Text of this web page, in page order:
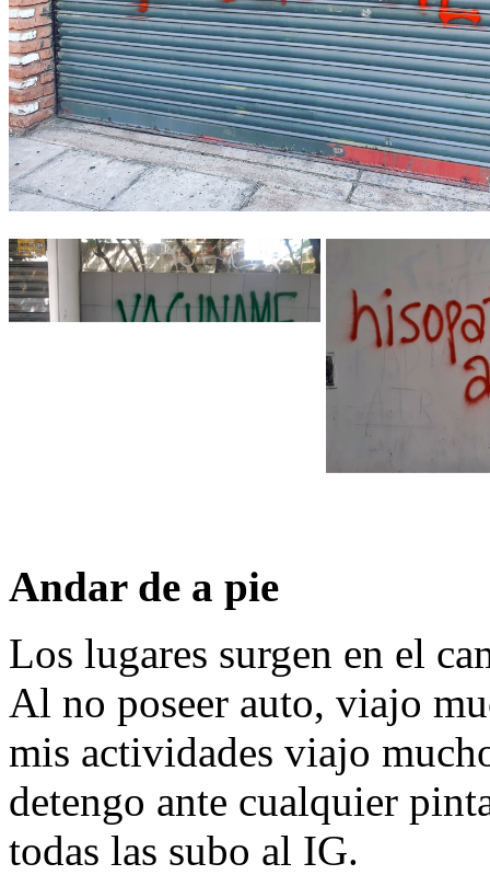
Andar de a pie
Los lugares surgen en el
Al no poseer auto, viajo
mis actividades viajo
detengo ante cualquier
todas las subo al IG.